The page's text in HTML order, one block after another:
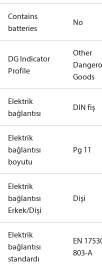
Contains
batteries
No
DG Indicator
Profile
Other
Goods
Elektrik
bağlantısı
DIN fiş
Elektrik
bağlantısı
boyutu
Pg 11
Elektrik
bağlantısı
Erkek/Dişi
Dişi
Elektrik
bağlantısı
standardı
EN
803-A